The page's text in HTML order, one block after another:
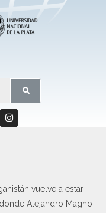
vuelve a estar
Alejandro Magno